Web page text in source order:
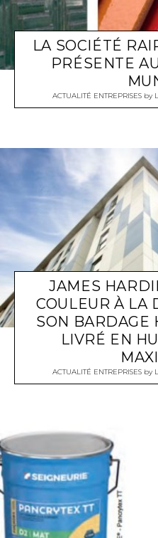
LA SOCIÉTÉ
PRÉSENTE
ACTUALITÉ ENTREPRISESby
JAMES
COULEUR À LA
SON
LIVRÉ EN
ACTUALITÉ ENTREPRISESby